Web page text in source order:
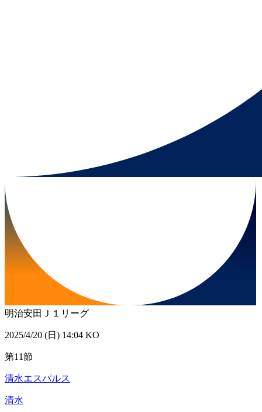
明治安田Ｊ１リーグ
2025/4/20 (日) 14:04 KO
第11節
清水エスパルス
清水